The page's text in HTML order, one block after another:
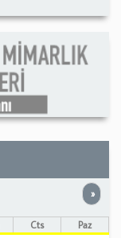
»
Cts
Paz